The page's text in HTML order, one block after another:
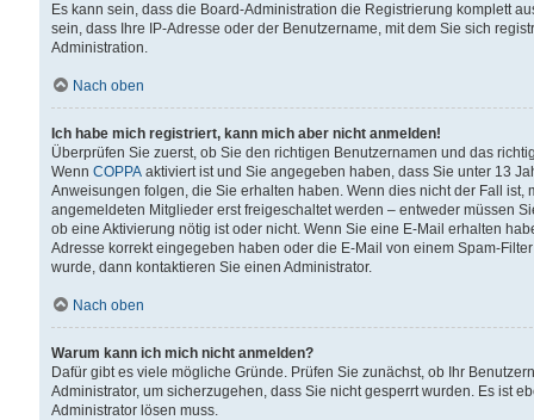
Es kann sein, dass die Board-Administration die Registrierung komplett
sein, dass Ihre IP-Adresse oder der Benutzername, mit dem Sie sich
Administration.
Nach oben
Ich habe mich registriert, kann mich aber nicht anmelden!
Überprüfen Sie zuerst, ob Sie den richtigen Benutzernamen und das
Wenn COPPA aktiviert ist und Sie angegeben haben, dass Sie unter 13
Anweisungen folgen, die Sie erhalten haben. Wenn dies nicht der Fall
angemeldeten Mitglieder erst freigeschaltet werden – entweder müssen
ob eine Aktivierung nötig ist oder nicht. Wenn Sie eine E-Mail erhalten
Adresse korrekt eingegeben haben oder die E-Mail von einem Spam-
wurde, dann kontaktieren Sie einen Administrator.
Nach oben
Warum kann ich mich nicht anmelden?
Dafür gibt es viele mögliche Gründe. Prüfen Sie zunächst, ob Ihr
Administrator, um sicherzugehen, dass Sie nicht gesperrt wurden. Es ist
Administrator lösen muss.